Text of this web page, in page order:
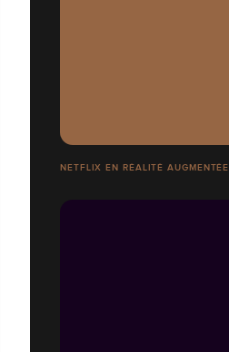
NETFLIX EN RÉALITÉ AUGMENTÉE